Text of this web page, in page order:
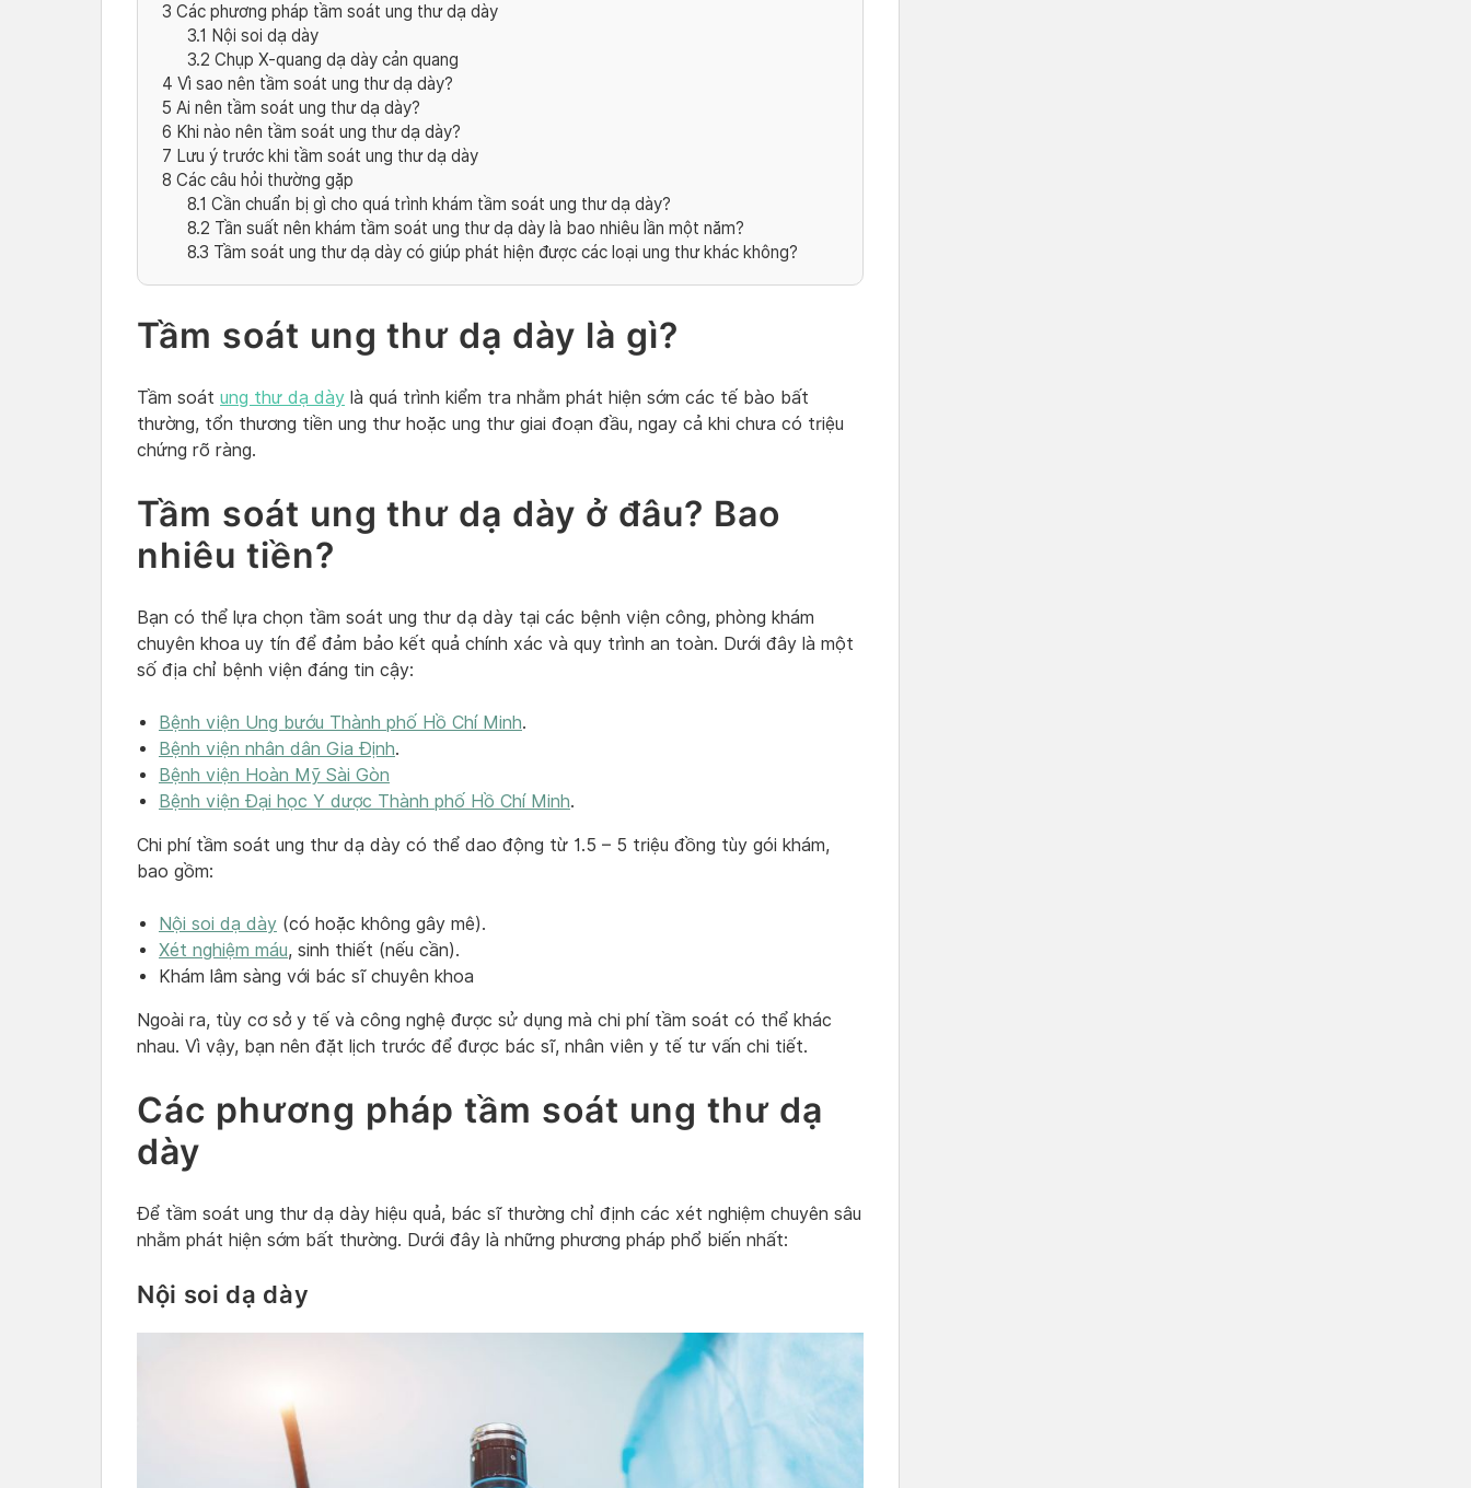
3 Các phương pháp tầm soát ung thư dạ dày
3.1 Nội soi dạ dày
3.2 Chụp X-quang dạ dày cản quang
4 Vì sao nên tầm soát ung thư dạ dày?
5 Ai nên tầm soát ung thư dạ dày?
6 Khi nào nên tầm soát ung thư dạ dày?
7 Lưu ý trước khi tầm soát ung thư dạ dày
8 Các câu hỏi thường gặp
8.1 Cần chuẩn bị gì cho quá trình khám tầm soát ung thư dạ dày?
8.2 Tần suất nên khám tầm soát ung thư dạ dày là bao nhiêu lần một năm?
8.3 Tầm soát ung thư dạ dày có giúp phát hiện được các loại ung thư khác không?
Tầm soát ung thư dạ dày là gì?
Tầm soát ung thư dạ dày là quá trình kiểm tra nhằm phát hiện sớm các tế bào bất
thường, tổn thương tiền ung thư hoặc ung thư giai đoạn đầu, ngay cả khi chưa có triệu
chứng rõ ràng.
Tầm soát ung thư dạ dày ở đâu? Bao
nhiêu tiền?
Bạn có thể lựa chọn tầm soát ung thư dạ dày tại các bệnh viện công, phòng khám
chuyên khoa uy tín để đảm bảo kết quả chính xác và quy trình an toàn. Dưới đây là một
số địa chỉ bệnh viện đáng tin cậy:
Bệnh viện Ung bướu Thành phố Hồ Chí Minh.
Bệnh viện nhân dân Gia Định.
Bệnh viện Hoàn Mỹ Sài Gòn
Bệnh viện Đại học Y dược Thành phố Hồ Chí Minh.
Chi phí tầm soát ung thư dạ dày có thể dao động từ 1.5 – 5 triệu đồng tùy gói khám,
bao gồm:
Nội soi dạ dày (có hoặc không gây mê).
Xét nghiệm máu, sinh thiết (nếu cần).
Khám lâm sàng với bác sĩ chuyên khoa
Ngoài ra, tùy cơ sở y tế và công nghệ được sử dụng mà chi phí tầm soát có thể khác
nhau. Vì vậy, bạn nên đặt lịch trước để được bác sĩ, nhân viên y tế tư vấn chi tiết.
Các phương pháp tầm soát ung thư dạ
dày
Để tầm soát ung thư dạ dày hiệu quả, bác sĩ thường chỉ định các xét nghiệm chuyên sâu
nhằm phát hiện sớm bất thường. Dưới đây là những phương pháp phổ biến nhất:
Nội soi dạ dày